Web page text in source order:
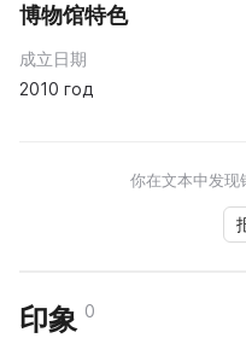
博物馆特色
成立日期
2010 год
你在文本中发现
印象 0